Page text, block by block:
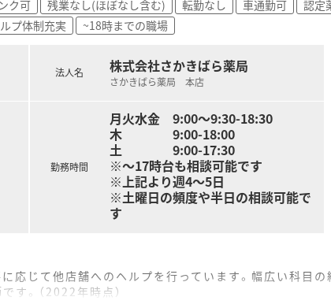
ク可 残業なし(ほぼなし含む) 転勤なし 車通勤可 認定
プ体制充実 ~18時までの職場
法人名 株式会社さかきばら薬局
さかきばら薬局 本店
勤務時間
月火水金 9:00～9:30-18:30
木 9:00-18:00
土 9:00-17:30
※～17時台も相談可能です
※上記より週4～5日
※土曜日の頻度や半日の相談可能で
す
応じて他店舗へのヘルプを行っています。幅広い科目の
。（2022年時点）